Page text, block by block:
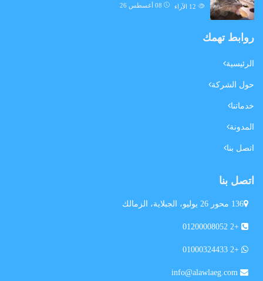
08 أغسطس 26 الآراء
روابط تهمك
الرئيسية
حول الشركة
خدماتنا
المدونة
اتصل بنا
اتصل بنا
136 محور 26 يوليو، الجبلاية، الزمالك
+2 01200008052
+2 01000324433